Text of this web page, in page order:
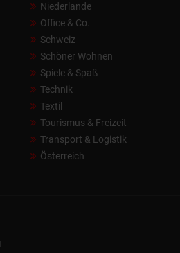
Niederlande
Office & Co.
Schweiz
Schöner Wohnen
Spiele & Spaß
Technik
Textil
Tourismus & Freizeit
Transport & Logistik
Österreich